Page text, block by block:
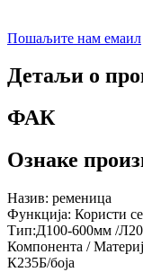
Пошаљите нам емаил
Детаљи о
ФАК
Ознаке
Назив: ременица
Функција: Користи
Тип:Д100-600мм /
Компонента /
К235Б/боја